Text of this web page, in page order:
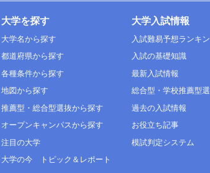
大学を探す
大学名から探す
都道府県から探す
各種条件から探す
地図から探す
推薦型・総合型選抜から探す
オープンキャンパスから探す
注目の大学
大学の今 トピック＆レポート
大学入試情報
入試難易予想ランキ
入試の基礎知識
最新入試情報
総合型・学校推薦型
過去の入試情報
お役立ち記事
模試判定システム